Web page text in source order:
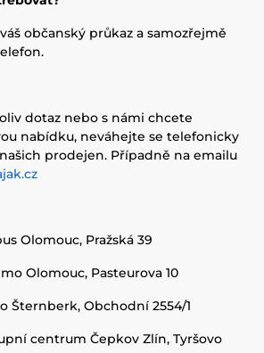
občanský průkaz a samozřejmě
dotaz nebo s námi chcete
nabídku, neváhejte se telefonicky
prodejen. Případně na emailu
Olomouc, Pražská 39
Olomouc, Pasteurova 10
Šternberk, Obchodní 2554/1
centrum Čepkov Zlín, Tyršovo